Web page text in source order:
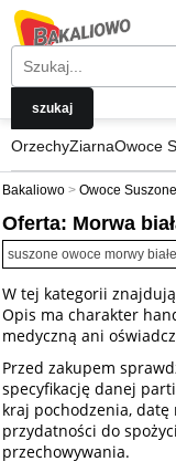
OrzechyZiarnaOwoce
Bakaliowo Owoce Suszone
Oferta: Morwa
suszone owoce morwy
W tej kategorii
Opis ma charakter
medyczną ani
Przed zakupem
specyfikację danej
kraj pochodzenia,
przydatności do
przechowywania.